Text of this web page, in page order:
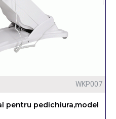
WKP007
pentru pedichiura,model